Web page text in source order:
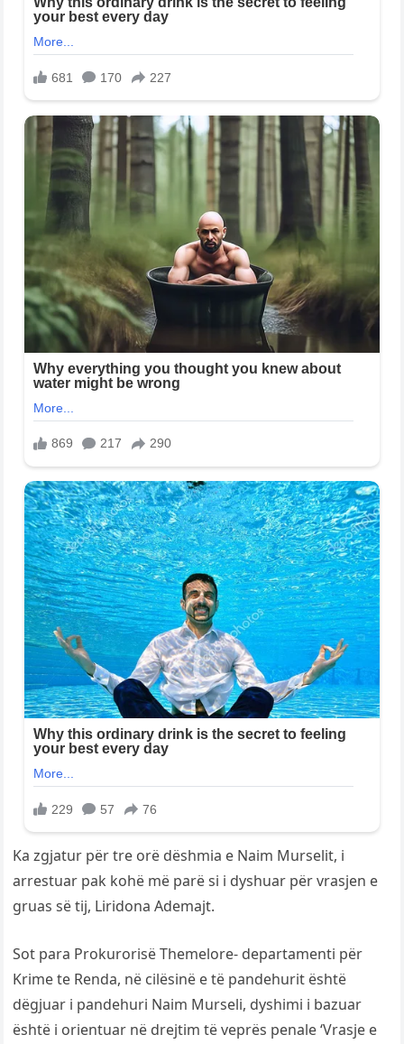
Ka zgjatur për tre orë dëshmia e Naim Murselit, i
arrestuar pak kohë më parë si i dyshuar për vrasjen e
gruas së tij, Liridona Ademajt.
Sot para Prokurorisë Themelore- departamenti për
Krime te Renda, në cilësinë e të pandehurit është
dëgjuar i pandehuri Naim Murseli, dyshimi i bazuar
është i orientuar në drejtim të veprës penale ‘Vrasje e